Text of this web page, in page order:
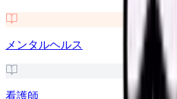
メンタルヘルス
看護師